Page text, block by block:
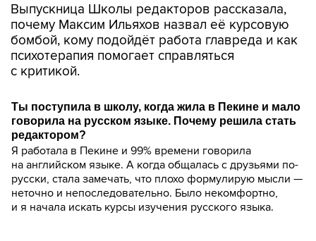
Выпускница Школы редакторов рассказала,
почему Максим Ильяхов назвал её курсовую
бомбой, кому подойдёт работа главреда и как
психотерапия помогает справляться
с критикой.
Ты поступила в школу, когда жила в Пекине и мало
говорила на русском языке. Почему решила стать
редактором?
Я работала в Пекине и 99% времени говорила
на английском языке. А когда общалась с друзьями по-
русски, стала замечать, что плохо формулирую мысли —
неточно и непоследовательно. Было некомфортно,
и я начала искать курсы изучения русского языка.